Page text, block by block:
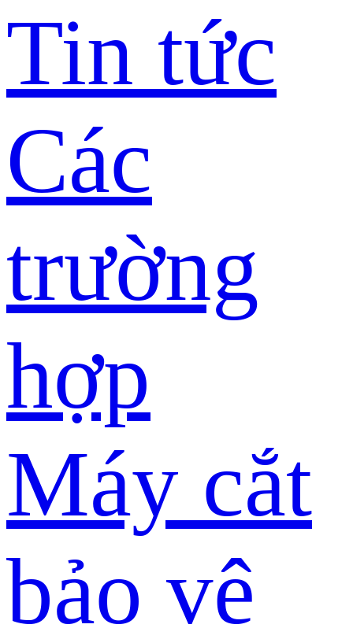
Tin tức
Các
trường
hợp
Máy cắt
bảo vệ